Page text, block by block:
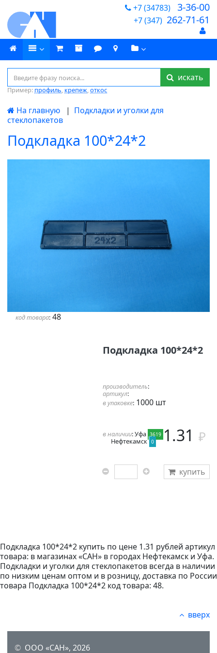
+7 (34783) 3-36-00
+7 (347) 262-71-61
искать
Пример: профиль, крепеж,откос
На главную | Подкладки и уголки для
стеклопакетов
Подкладка 100*24*2
код товара: 48
Подкладка 100*24*2
производитель:
артикул:
в упаковке:1000 шт
в наличии: Уфа 3619
Нефтекамск 0 1.31
купить
Подкладка 100*24*2 купить по цене 1.31 рублей артикул
товара: в магазинах «САН» в городах Нефтекамск и Уфа.
Подкладки и уголки для стеклопакетов всегда в наличии
по низким ценам оптом и в розницу, доставка по России
товара Подкладка 100*24*2 код товара: 48.
вверх
© ООО «САН», 2026